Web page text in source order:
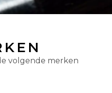
volgende merken